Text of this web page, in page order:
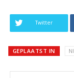
Twitter
GEPLAATST IN